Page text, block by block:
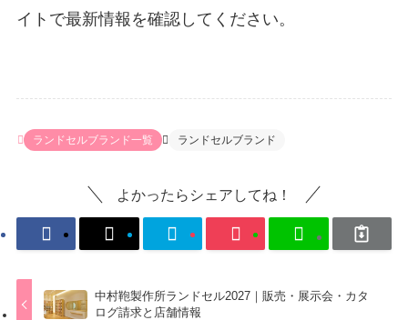
イトで最新情報を確認してください。
ランドセルブランド一覧 ランドセルブランド
よかったらシェアしてね！
中村鞄製作所ランドセル2027｜販売・展示会・カタ
ログ請求と店舗情報